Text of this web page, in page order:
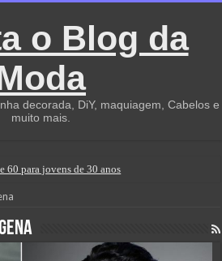
o Blog da
decorada, DiY, maquiagem, Cabelos e
muito mais.
60 para jovens de 30 anos